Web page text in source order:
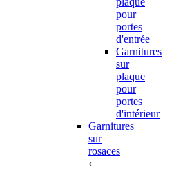
pour
portes
d'entrée
Garnitures
sur
plaque
pour
portes
d'intérieur
Garnitures
sur
rosaces
‹